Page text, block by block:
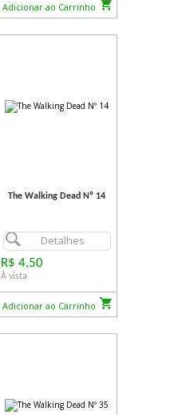
Adicionar ao Carrinho
The Walking Dead Nº 14
Detalhes
R$ 4,50
À vista
Adicionar ao Carrinho